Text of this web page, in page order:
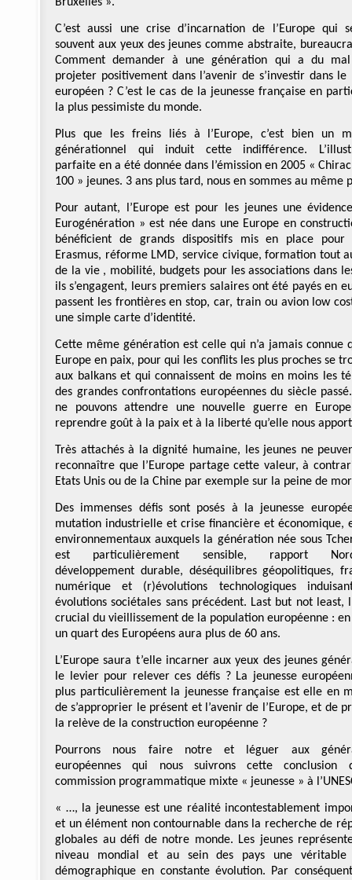
C’est aussi une crise d’incarnation de l’Europe qui
souvent aux yeux des jeunes comme abstraite,
Comment demander à une génération qui a du
projeter positivement dans l’avenir de s’investir dans le
européen ? C’est le cas de la jeunesse française en
la plus pessimiste du monde.
Plus que les freins liés à l’Europe, c’est bien un
générationnel qui induit cette indifférence.
parfaite en a été donnée dans l’émission en 2005 «
100 » jeunes. 3 ans plus tard, nous en sommes au même
Pour autant, l’Europe est pour les jeunes une
Eurogénération » est née dans une Europe en
bénéficient de grands dispositifs mis en place
Erasmus, réforme LMD, service civique, formation tout
de la vie , mobilité, budgets pour les associations dans
ils s’engagent, leurs premiers salaires ont été payés en
passent les frontières en stop, car, train ou avion low
une simple carte d’identité.
Cette même génération est celle qui n’a jamais connue
Europe en paix, pour qui les conflits les plus proches se
aux balkans et qui connaissent de moins en moins les
des grandes confrontations européennes du siècle
ne pouvons attendre une nouvelle guerre en
reprendre goût à la paix et à la liberté qu’elle nous
Très attachés à la dignité humaine, les jeunes ne
reconnaître que l’Europe partage cette valeur, à
Etats Unis ou de la Chine par exemple sur la peine de
Des immenses défis sont posés à la jeunesse
mutation industrielle et crise financière et économique,
environnementaux auxquels la génération née sous
est particulièrement sensible, rapport
développement durable, déséquilibres géopolitiques,
numérique et (r)évolutions technologiques
évolutions sociétales sans précédent. Last but not least,
crucial du vieillissement de la population européenne :
un quart des Européens aura plus de 60 ans.
L’Europe saura t’elle incarner aux yeux des jeunes
le levier pour relever ces défis ? La jeunesse
plus particulièrement la jeunesse française est elle en
de s’approprier le présent et l’avenir de l’Europe, et de
la relève de la construction européenne ?
Pourrons nous faire notre et léguer aux
européennes qui nous suivrons cette conclusion
commission programmatique mixte « jeunesse » à
« …, la jeunesse est une réalité incontestablement
et un élément non contournable dans la recherche de
globales au défi de notre monde. Les jeunes
niveau mondial et au sein des pays une véritable
démographique en constante évolution. Par